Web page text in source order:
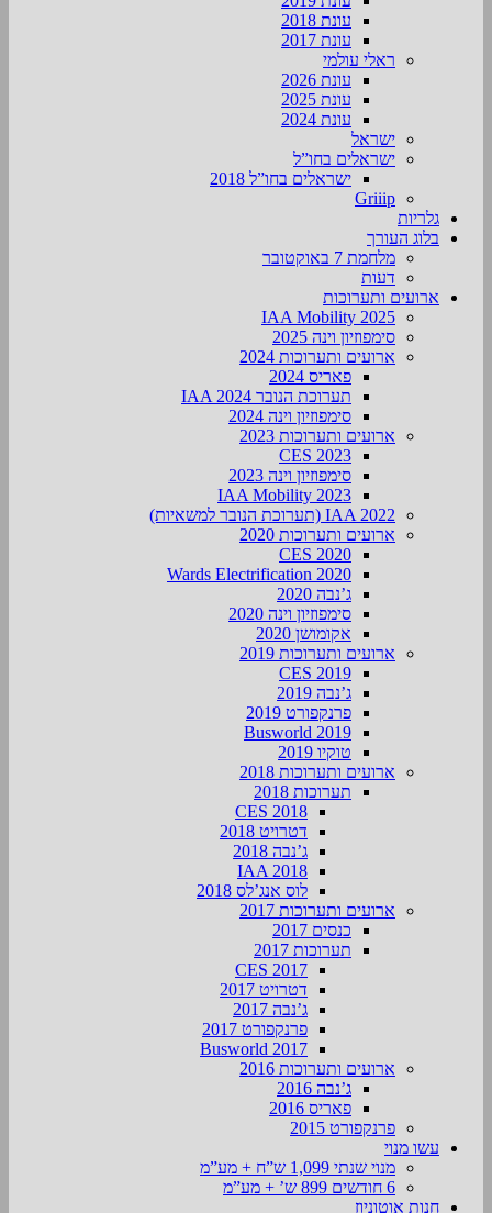
עונת 2018
עונת 2017
ראלי עולמי
עונת 2026
עונת 2025
עונת 2024
ישראל
ישראלים בחו”ל
ישראלים בחו”ל 2018
Griiip
גלריות
בלוג העורך
מלחמת 7 באוקטובר
דעות
ארועים ותערוכות
2025 IAA Mobility
סימפוזיון וינה 2025
ארועים ותערוכות 2024
פאריס 2024
תערוכת הנובר IAA 2024
סימפוזיון וינה 2024
ארועים ותערוכות 2023
CES 2023
סימפוזיון וינה 2023
IAA Mobility 2023
IAA 2022 (תערוכת הנובר למשאיות)
ארועים ותערוכות 2020
CES 2020
Wards Electrification 2020
ג’נבה 2020
סימפוזיון וינה 2020
אקומושן 2020
ארועים ותערוכות 2019
CES 2019
ג’נבה 2019
פרנקפורט 2019
Busworld 2019
טוקיו 2019
ארועים ותערוכות 2018
תערוכות 2018
CES 2018
דטרויט 2018
ג’נבה 2018
IAA 2018
לוס אנג’לס 2018
ארועים ותערוכות 2017
כנסים 2017
תערוכות 2017
CES 2017
דטרויט 2017
ג’נבה 2017
פרנקפורט 2017
Busworld 2017
ארועים ותערוכות 2016
ג’נבה 2016
פאריס 2016
פרנקפורט 2015
עשו מנוי
מנוי שנתי 1,099 ש”ח + מע”מ
6 חודשים 899 ש’ + מע”מ
חנות אוטוניוז